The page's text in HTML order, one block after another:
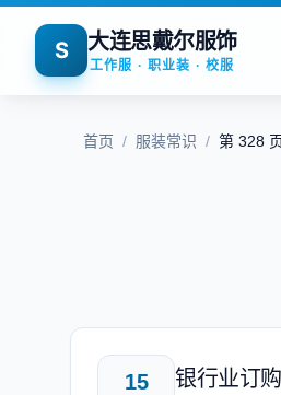
S 大连思戴尔服饰
工作服 · 职业装 · 校服
首页 / 服装常识 / 第 328
15 银行业订